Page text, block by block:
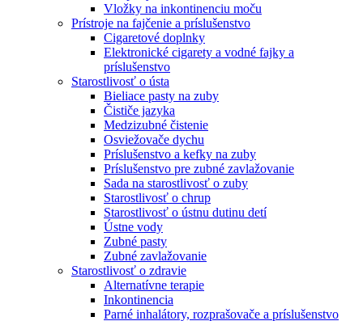
Vložky na inkontinenciu moču
Prístroje na fajčenie a príslušenstvo
Cigaretové doplnky
Elektronické cigarety a vodné fajky a
príslušenstvo
Starostlivosť o ústa
Bieliace pasty na zuby
Čističe jazyka
Medzizubné čistenie
Osviežovače dychu
Príslušenstvo a kefky na zuby
Príslušenstvo pre zubné zavlažovanie
Sada na starostlivosť o zuby
Starostlivosť o chrup
Starostlivosť o ústnu dutinu detí
Ústne vody
Zubné pasty
Zubné zavlažovanie
Starostlivosť o zdravie
Alternatívne terapie
Inkontinencia
Parné inhalátory, rozprašovače a príslušenstvo